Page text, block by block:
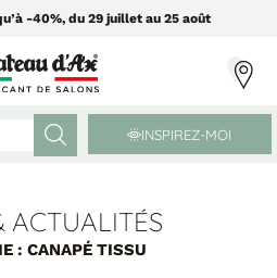
-40%, du 29 juillet au 25 août
INSPIREZ-MOI
ACTUALITÉS
: CANAPÉ TISSU